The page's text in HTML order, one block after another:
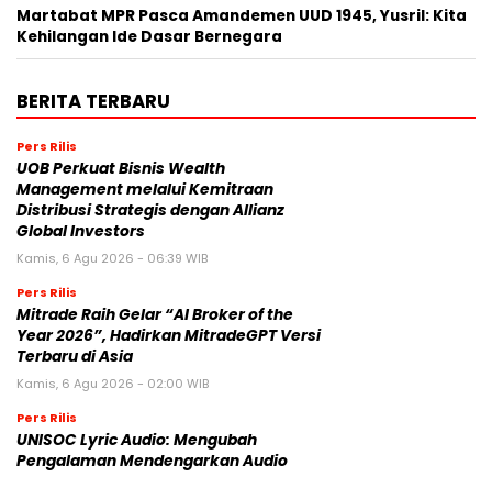
Martabat MPR Pasca Amandemen UUD 1945, Yusril: Kita
Kehilangan Ide Dasar Bernegara
BERITA TERBARU
Pers Rilis
UOB Perkuat Bisnis Wealth
Management melalui Kemitraan
Distribusi Strategis dengan Allianz
Global Investors
Kamis, 6 Agu 2026 - 06:39 WIB
Pers Rilis
Mitrade Raih Gelar “AI Broker of the
Year 2026”, Hadirkan MitradeGPT Versi
Terbaru di Asia
Kamis, 6 Agu 2026 - 02:00 WIB
Pers Rilis
UNISOC Lyric Audio: Mengubah
Pengalaman Mendengarkan Audio